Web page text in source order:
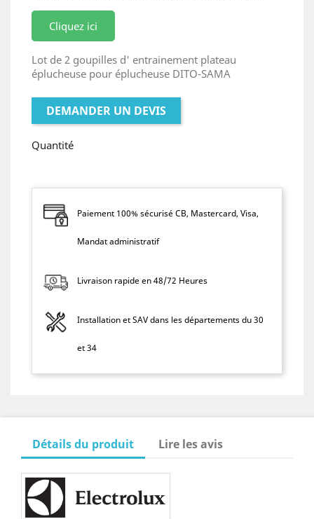
Cliquez ici
Lot de 2 goupilles d' entrainement plateau
éplucheuse pour éplucheuse DITO-SAMA
DEMANDER UN DEVIS
Quantité
Paiement 100% sécurisé CB, Mastercard, Visa,
Mandat administratif
Livraison rapide en 48/72 Heures
Installation et SAV dans les départements du 30
et 34
Détails du produit Lire les avis